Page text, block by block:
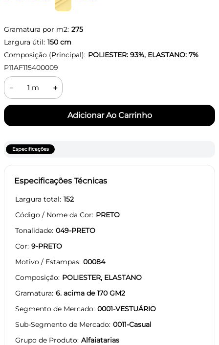
Gramatura por m2: 275
Largura útil: 150 cm
Composição (Principal): POLIESTER: 93%, ELASTANO: 7%
P11AF115400009
＋
－
Especificações
Especificações Técnicas
Largura total 152
Código / Nome da Cor PRETO
Tonalidade 049-PRETO
Cor 9-PRETO
Motivo / Estampas 00084
Composição POLIESTER, ELASTANO
Gramatura 6. acima de 170 GM2
Segmento de Mercado 0001-VESTUÁRIO
Sub-Segmento de Mercado 0011-Casual
Grupo de Produto Alfaiatarias